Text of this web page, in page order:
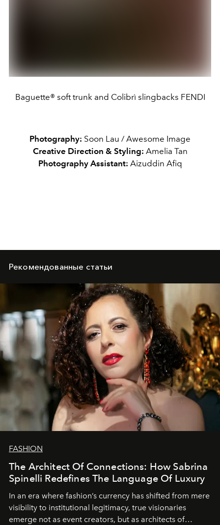
Baguette® soft trunk and Colibrì slingbacks FENDI
Photography: Soon Lau / Awesome Image
Creative Direction & Styling: Amelia Tan
Photography Assistant: Aizuddin Afiq
Рекомендованные статьи
FASHION
The Architect Of Connections: How Sabrina
Spinelli Redefines The Language Of Luxury
In an era where fashion’s currency has shifted from mere
visibility to institutional legitimacy, true visionaries
emerge not as event creators, but as architects of